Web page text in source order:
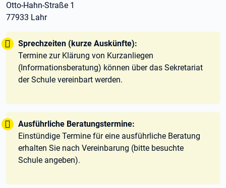
Otto-Hahn-Straße 1
77933 Lahr
Tipp:
Sprechzeiten (kurze Auskünfte):
Termine zur Klärung von Kurzanliegen
(Informationsberatung) können über das Sekretariat
der Schule vereinbart werden.
Tipp:
Ausführliche Beratungstermine:
Einstündige Termine für eine ausführliche Beratung
erhalten Sie nach Vereinbarung (bitte besuchte
Schule angeben).